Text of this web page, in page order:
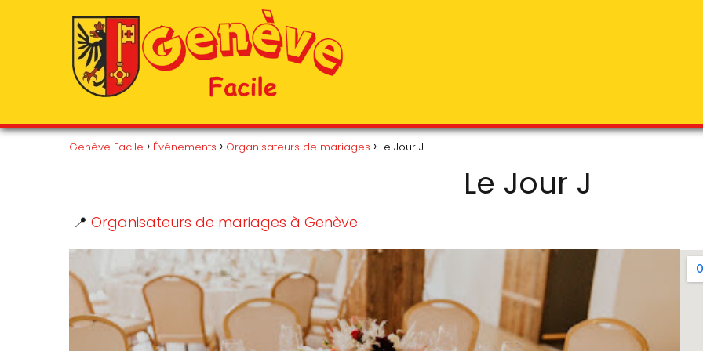
Genève Facile Événements Organisateurs de mariages Le Jour J
Le Jour J
📍 Organisateurs de mariages à Genève